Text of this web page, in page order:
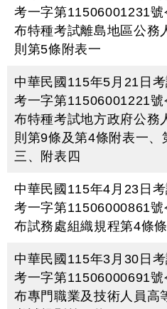
考一字第11506001231號
布特種考試離島地區公務
則第5條附表一
中華民國115年5月21日
考一字第11506001221號
布特種考試地方政府公務
則第9條及第4條附表一、
三、附表四
中華民國115年4月23日
考一字第11506000861號
布試務處組織規程第4條
中華民國115年3月30日
考一字第11506000691號
布專門職業及技術人員高